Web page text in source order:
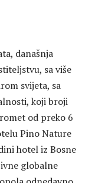
današnja
sa više
svijeta, sa
koji broji
od preko 6
Pino Nature
hotel iz Bosne
globalne